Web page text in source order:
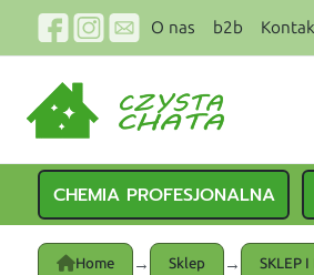
O nas b2b
CHEMIA PROFESJONALNA
Home → Sklep → SKLEP